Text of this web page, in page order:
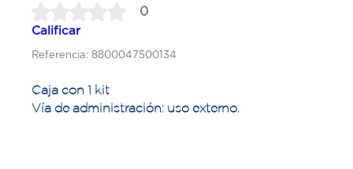
0
Calificar
Referencia: 8800047500134
Caja con 1 kit
Vía de administración: uso externo.